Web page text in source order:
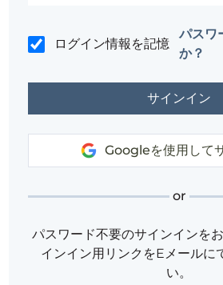
ログイン情報を記憶
パスワ
か？
Googleを使用して
or
パスワード不要のサインインを
インイン用リンクをEメールに
い。